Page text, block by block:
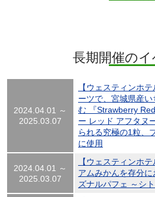
長期開催のイ
2024.04.01 ～
2025.03.07
【ウェスティンホ
ーツで、宮城県産
む 『Strawberry
ー レッド アフタヌ
られる究極の1粒、
に使用
2024.04.01 ～
2025.03.07
【ウェスティンホ
アムみかんを存分
ズナルパフェ ～シ